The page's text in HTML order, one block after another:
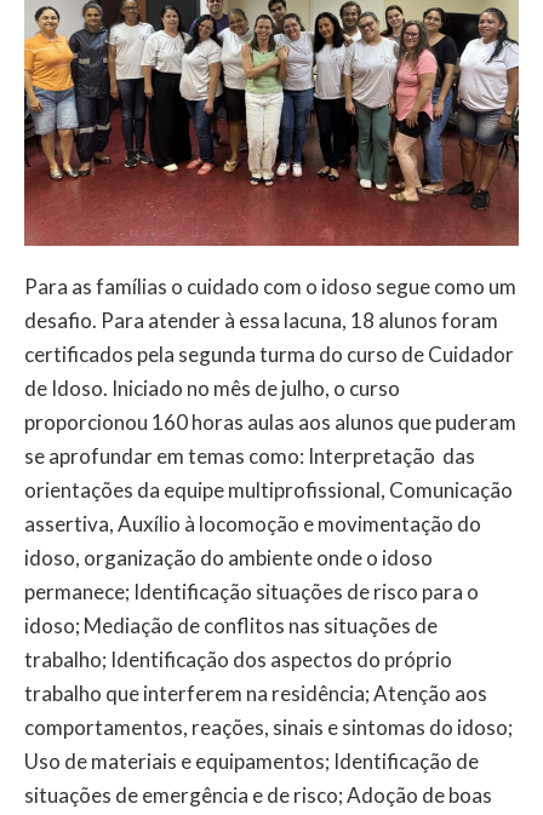
Para as famílias o cuidado com o idoso segue como um
desafio. Para atender à essa lacuna, 18 alunos foram
certificados pela segunda turma do curso de Cuidador
de Idoso. Iniciado no mês de julho, o curso
proporcionou 160 horas aulas aos alunos que puderam
se aprofundar em temas como: Interpretação das
orientações da equipe multiprofissional, Comunicação
assertiva, Auxílio à locomoção e movimentação do
idoso, organização do ambiente onde o idoso
permanece; Identificação situações de risco para o
idoso; Mediação de conflitos nas situações de
trabalho; Identificação dos aspectos do próprio
trabalho que interferem na residência; Atenção aos
comportamentos, reações, sinais e sintomas do idoso;
Uso de materiais e equipamentos; Identificação de
situações de emergência e de risco; Adoção de boas